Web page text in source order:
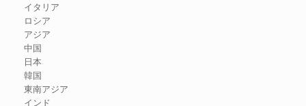
イタリア
ロシア
アジア
中国
日本
韓国
東南アジア
インド